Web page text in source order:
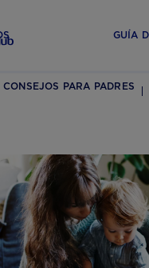
GUÍA
CONSEJOS PARA PADRES